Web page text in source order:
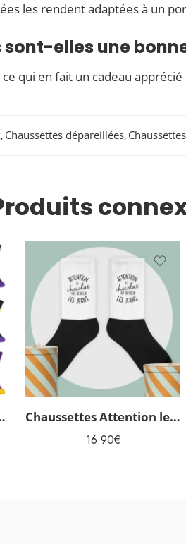
les rendent adaptées à un
elles une
qui en fait un cadeau
, Chaussettes dépareillées,
équipe
Chaussettes Attention le Chocolat fait rétrécir les jeans
16.90€